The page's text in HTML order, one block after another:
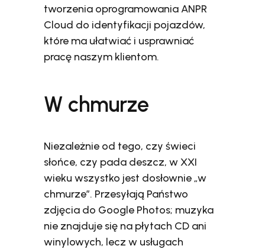
tworzenia oprogramowania ANPR
Cloud do identyfikacji pojazdów,
które ma ułatwiać i usprawniać
pracę naszym klientom.
W chmurze
Niezależnie od tego, czy świeci
słońce, czy pada deszcz, w XXI
wieku wszystko jest dosłownie „w
chmurze”. Przesyłają Państwo
zdjęcia do Google Photos; muzyka
nie znajduje się na płytach CD ani
winylowych, lecz w usługach